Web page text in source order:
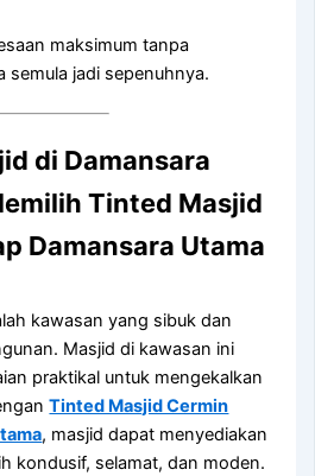
maksimum tanpa
semula jadi sepenuhnya.
di Damansara
Tinted Masjid
Damansara Utama
kawasan yang sibuk dan
Masjid di kawasan ini
praktikal untuk mengekalkan
Tinted Masjid Cermin
, masjid dapat menyediakan
kondusif, selamat, dan moden.